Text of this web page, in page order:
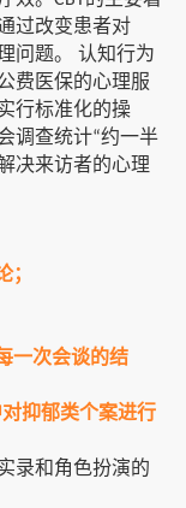
过改变患者对
问题。
认知行为
费医保的心理服
行标准化的操
调查统计“约一半
决来访者的心理
；
一次会谈的结
抑郁类个案进行
录和角色扮演的